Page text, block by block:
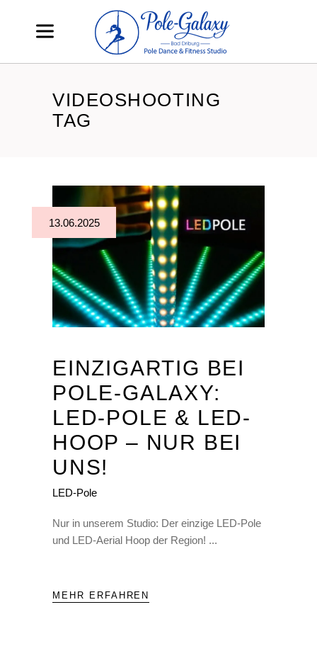
VIDEOSHOOTING
TAG
13.06.2025
EINZIGARTIG BEI
POLE-GALAXY:
LED-POLE & LED-
HOOP – NUR BEI
UNS!
LED-Pole
Nur in unserem Studio: Der einzige LED-Pole
und LED-Aerial Hoop der Region!
MEHR ERFAHREN